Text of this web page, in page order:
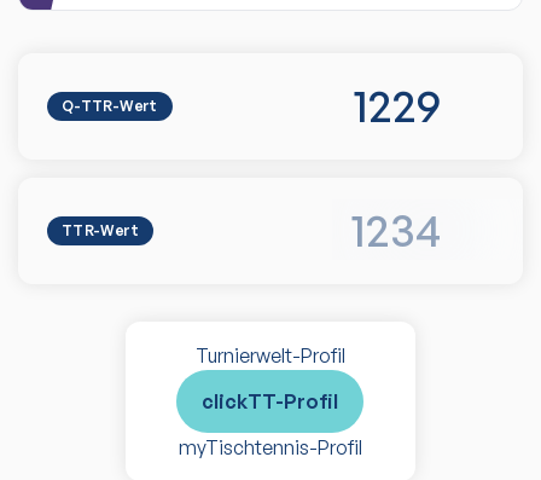
Q-TTR-Wert 1229
TTR-Wert 1234
Turnierwelt-Profil
clickTT-Profil
myTischtennis-Profil